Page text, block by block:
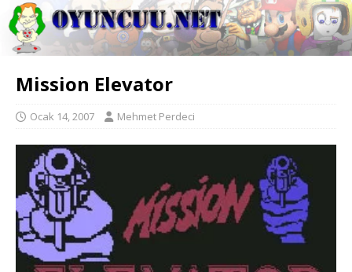
Mission Elevator
Ocak 14, 2007 Mehmet Perdeci